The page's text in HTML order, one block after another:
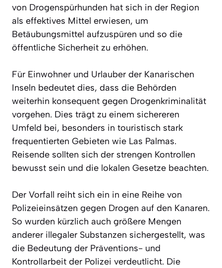
von Drogenspürhunden hat sich in der Region
als effektives Mittel erwiesen, um
Betäubungsmittel aufzuspüren und so die
öffentliche Sicherheit zu erhöhen.
Für Einwohner und Urlauber der Kanarischen
Inseln bedeutet dies, dass die Behörden
weiterhin konsequent gegen Drogenkriminalität
vorgehen. Dies trägt zu einem sichereren
Umfeld bei, besonders in touristisch stark
frequentierten Gebieten wie Las Palmas.
Reisende sollten sich der strengen Kontrollen
bewusst sein und die lokalen Gesetze beachten.
Der Vorfall reiht sich ein in eine Reihe von
Polizeieinsätzen gegen Drogen auf den Kanaren.
So wurden kürzlich auch größere Mengen
anderer illegaler Substanzen sichergestellt, was
die Bedeutung der Präventions- und
Kontrollarbeit der Polizei verdeutlicht. Die